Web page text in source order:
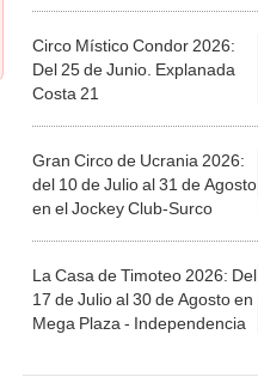
Circo Místico Condor 2026:
Del 25 de Junio. Explanada
Costa 21
Gran Circo de Ucrania 2026:
del 10 de Julio al 31 de Agosto
en el Jockey Club-Surco
La Casa de Timoteo 2026: Del
17 de Julio al 30 de Agosto en
Mega Plaza - Independencia